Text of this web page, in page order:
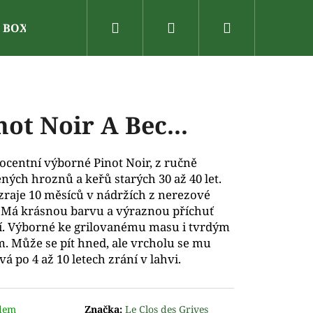
Dárkové poukazy Vinařské oblasti
Přihlášení
Noir A Bec...
výborné Pinot Noir, z ručně
hroznů a keřů starých 30 až 40 let.
10 měsíců v nádržích z nerezové
Má krásnou barvu a výraznou příchuť
Výborné ke grilovanému masu i tvrdým
Může se pít hned, ale vrcholu se mu
po 4 až 10 letech zrání v lahvi.
Značka: Le Clos des Grives